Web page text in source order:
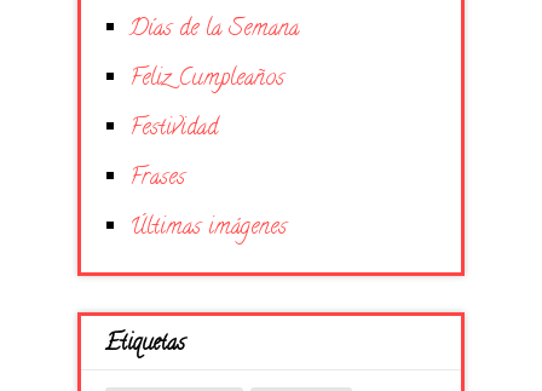
Días de la Semana
Feliz Cumpleaños
Festividad
Frases
Últimas imágenes
Etiquetas